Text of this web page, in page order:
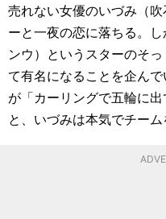
売れない女優のいづみ（
ーと一夜の恋に落ちる。
ンウ）というスターのそ
て有名になることを企ん
が「カーリングで五輪に
と、いづみは本気でチー